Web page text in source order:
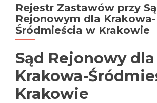
Rejestr Zastawów przy
Rejonowym dla Krakowa-
Śródmieścia w Krakowie
Sąd Rejonowy dla
Krakowa-
Krakowie